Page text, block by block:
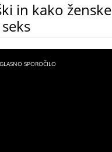
in kako ženske